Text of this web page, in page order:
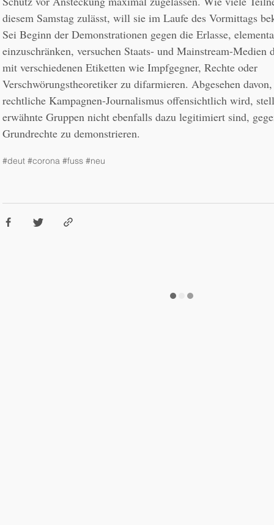
diesem Samstag zulässt, will sie im Laufe des Vormittags
Sei Beginn der Demonstrationen gegen die Erlasse,
einzuschränken, versuchen Staats- und Mainstream-Medien
mit verschiedenen Etiketten wie Impfgegner, Rechte oder
Verschwörungstheoretiker zu difarmieren. Abgesehen
rechtliche Kampagnen-Journalismus offensichtlich wird,
erwähnte Gruppen nicht ebenfalls dazu legitimiert sind,
Grundrechte zu demonstrieren.
#deut #corona #fuss #neu